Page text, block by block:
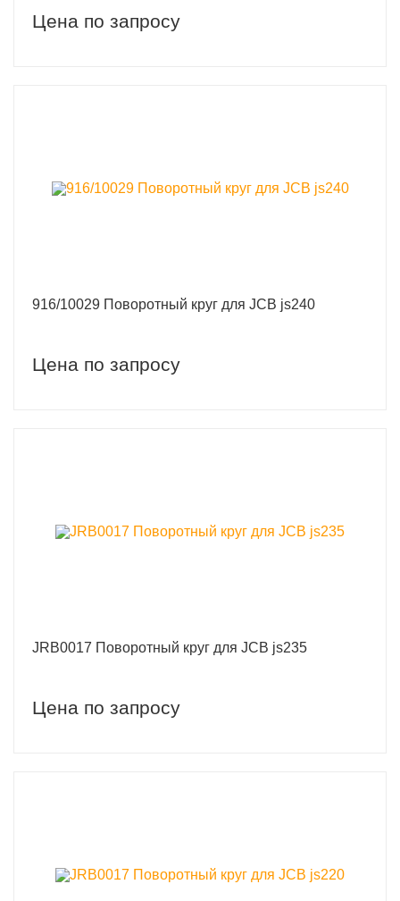
Цена по запросу
916/10029 Поворотный круг для JCB js240
Цена по запросу
JRB0017 Поворотный круг для JCB js235
Цена по запросу